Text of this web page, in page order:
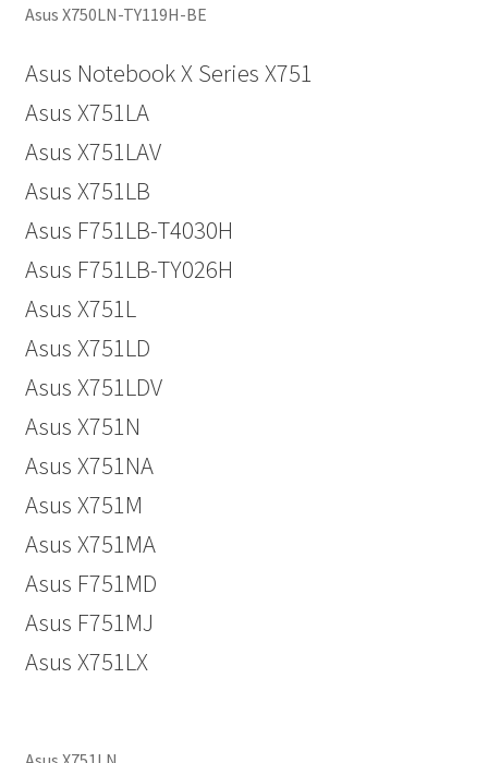
Asus X750LN-TY119H-BE
Asus Notebook X Series X751
Asus X751LA
Asus X751LAV
Asus X751LB
Asus F751LB-T4030H
Asus F751LB-TY026H
Asus X751L
Asus X751LD
Asus X751LDV
Asus X751N
Asus X751NA
Asus X751M
Asus X751MA
Asus F751MD
Asus F751MJ
Asus X751LX